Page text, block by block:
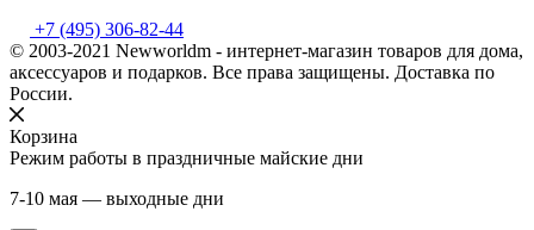
+7 (495) 306-82-44
© 2003-2021 Newworldm - интернет-магазин товаров для дома,
аксессуаров и подарков. Все права защищены. Доставка по
России.
Корзина
Режим работы в праздничные майские дни
7-10 мая — выходные дни